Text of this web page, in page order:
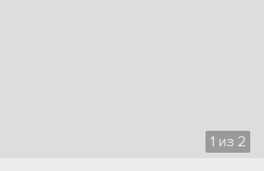
1 из 2